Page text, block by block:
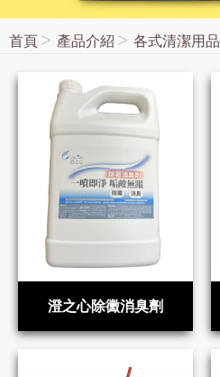
首頁 產品介紹 各式清潔用品
澄之心除黴消臭劑